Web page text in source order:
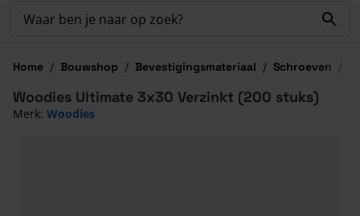
Home / Bouwshop / Bevestigingsmateriaal / Schroeven /
Woodies Ultimate 3x30 Verzinkt (200 stuks)
Merk: Woodies